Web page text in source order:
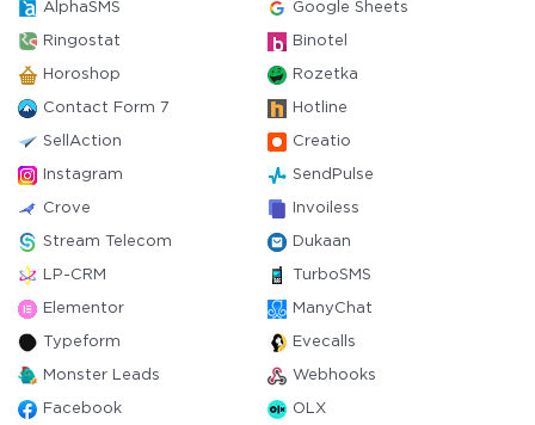
AlphaSMS Google Sheets
Ringostat Binotel
Horoshop Rozetka
Contact Form 7 Hotline
SellAction Creatio
Instagram SendPulse
Crove Invoiless
Stream Telecom Dukaan
LP-CRM TurboSMS
Elementor ManyChat
Typeform Evecalls
Monster Leads Webhooks
Facebook OLX